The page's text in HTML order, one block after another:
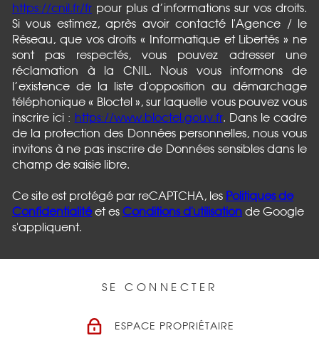
https://cnil.fr/fr pour plus d’informations sur vos droits.
Si vous estimez, après avoir contacté l'Agence / le
Réseau, que vos droits « Informatique et Libertés » ne
sont pas respectés, vous pouvez adresser une
réclamation à la CNIL. Nous vous informons de
l’existence de la liste d'opposition au démarchage
téléphonique « Bloctel », sur laquelle vous pouvez vous
inscrire ici : https://www.bloctel.gouv.fr. Dans le cadre
de la protection des Données personnelles, nous vous
invitons à ne pas inscrire de Données sensibles dans le
champ de saisie libre.
Ce site est protégé par reCAPTCHA, les Politiques de
Confidentialitéet es Conditions d'utilisation de Google
s'appliquent.
SE CONNECTER
ESPACE PROPRIÉTAIRE